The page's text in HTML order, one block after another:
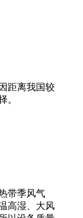
距离我国较
。
带季风气
高湿、大风